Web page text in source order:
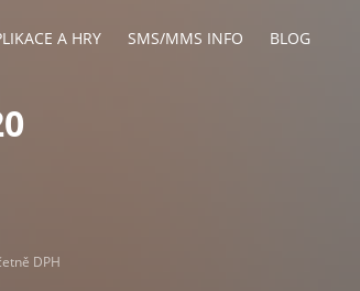
A HRY SMS/MMS INFO BLOG
DPH